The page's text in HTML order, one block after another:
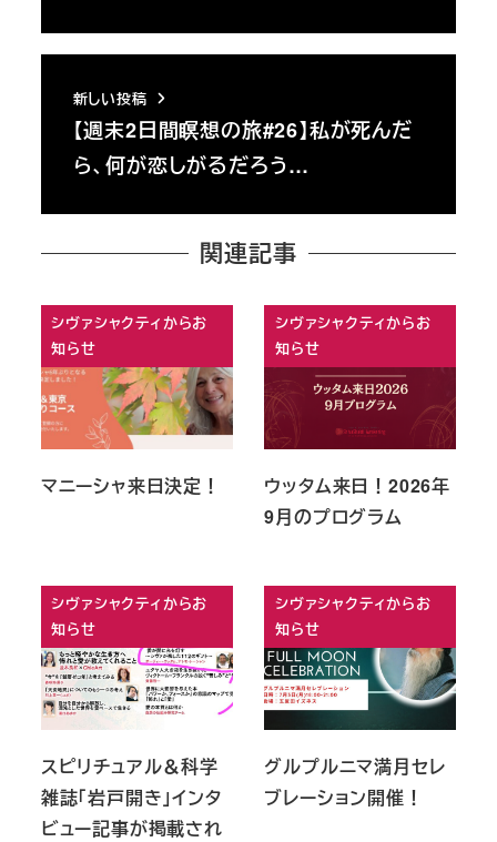
新しい投稿
【週末2日間瞑想の旅#26】私が死んだ
ら、何が恋しがるだろう…
関連記事
シヴァシャクティからお
知らせ
マニーシャ来日決定！
シヴァシャクティからお
知らせ
ウッタム来日！2026年
9月のプログラム
シヴァシャクティからお
知らせ
スピリチュアル＆科学
雑誌「岩戸開き」インタ
ビュー記事が掲載され
シヴァシャクティからお
知らせ
グルプルニマ満月セレ
ブレーション開催！